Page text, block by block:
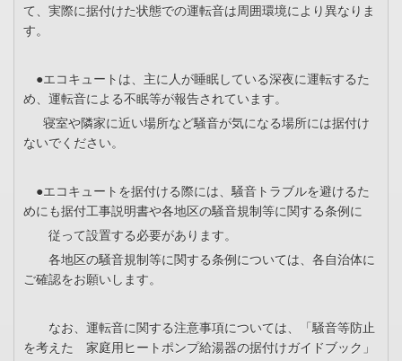
て、実際に据付けた状態での運転音は周囲環境により異なりま
す。
●エコキュートは、主に人が睡眠している深夜に運転するた
め、運転音による不眠等が報告されています。
寝室や隣家に近い場所など騒音が気になる場所には据付け
ないでください。
●エコキュートを据付ける際には、騒音トラブルを避けるた
めにも据付工事説明書や各地区の騒音規制等に関する条例に
従って設置する必要があります。
各地区の騒音規制等に関する条例については、各自治体に
ご確認をお願いします。
なお、運転音に関する注意事項については、「騒音等防止
を考えた 家庭用ヒートポンプ給湯器の据付けガイドブック」